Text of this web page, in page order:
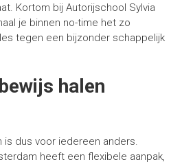
Kortom bij Autorijschool Sylvia
je binnen no-time het zo
tegen een bijzonder schappelijk
halen
dus voor iedereen anders.
heeft een flexibele aanpak,